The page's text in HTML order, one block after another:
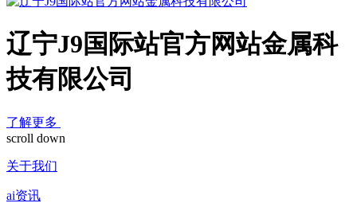
辽宁J9国际站官方网站金属科
技有限公司
了解更多
scroll down
关于我们
ai资讯